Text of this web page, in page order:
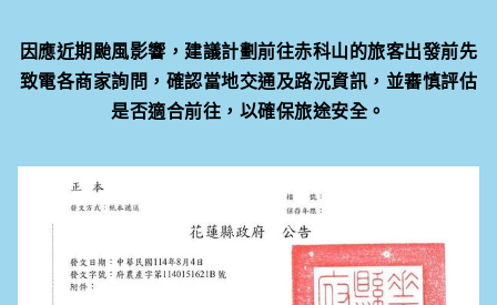
因應近期颱風影響，建議計劃前往赤科山的旅客出發前先
致電各商家詢問，確認當地交通及路況資訊，並審慎評估
是否適合前往，以確保旅途安全。